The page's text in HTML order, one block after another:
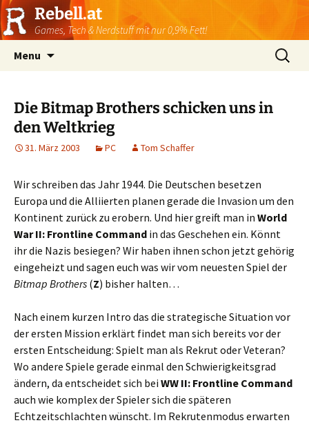
Rebell.at
Games, Tech & Nerdstuff mit nur 0,9% Fett!
Menu
Suchen
nach:
Die Bitmap Brothers schicken uns in
den Weltkrieg
31. März 2003 PC Tom Schaffer
Wir schreiben das Jahr 1944. Die Deutschen besetzen
Europa und die Alliierten planen gerade die Invasion um den
Kontinent zurück zu erobern. Und hier greift man in World
War II: Frontline Command in das Geschehen ein. Könnt
ihr die Nazis besiegen? Wir haben ihnen schon jetzt gehörig
eingeheizt und sagen euch was wir vom neuesten Spiel der
Bitmap Brothers (Z) bisher halten…
Nach einem kurzen Intro das die strategische Situation vor
der ersten Mission erklärt findet man sich bereits vor der
ersten Entscheidung: Spielt man als Rekrut oder Veteran?
Wo andere Spiele gerade einmal den Schwierigkeitsgrad
ändern, da entscheidet sich bei WW II: Frontline Command
auch wie komplex der Spieler sich die späteren
Echtzeitschlachten wünscht. Im Rekrutenmodus erwarten